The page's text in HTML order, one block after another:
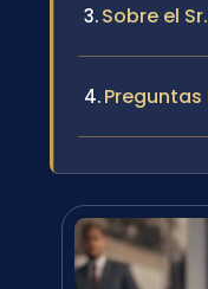
Sobre el
Preguntas